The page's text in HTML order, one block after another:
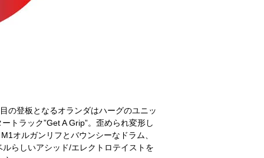
の登板となるオランダはハーグのユニッ
トラック”Get A Grip”。歪められ変形し
オルガンリフとバウンシーなドラム、
らしいアシッド/エレクトロテイストを